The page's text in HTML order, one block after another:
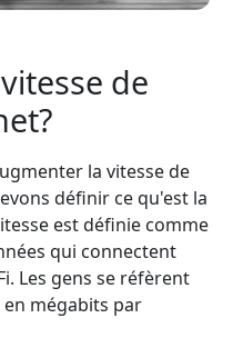
de
la vitesse de
définir ce qu'est la
est définie comme
qui connectent
Les gens se réfèrent
mégabits par